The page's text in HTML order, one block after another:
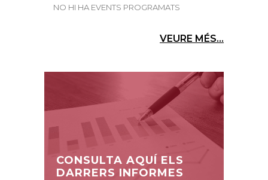
NO HI HA EVENTS PROGRAMATS
VEURE MÉS...
CONSULTA AQUÍ ELS
DARRERS INFORMES